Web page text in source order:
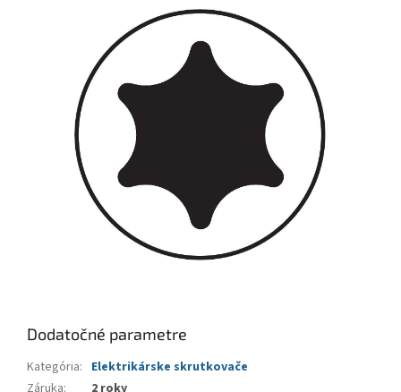
Dodatočné parametre
Kategória: Elektrikárske skrutkovače
Záruka:
2 roky